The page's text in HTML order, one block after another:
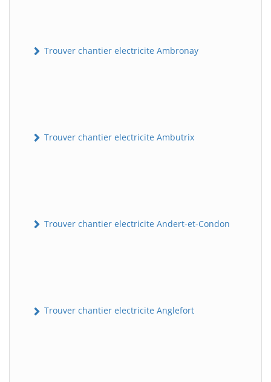
Trouver chantier electricite Ambronay
Trouver chantier electricite Ambutrix
Trouver chantier electricite Andert-et-Condon
Trouver chantier electricite Anglefort